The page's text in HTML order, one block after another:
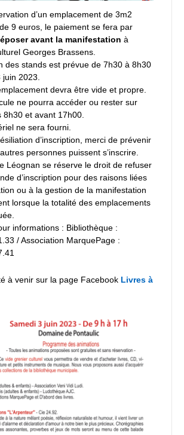
d’un emplacement de 3m2
9 euros, le paiement se fera par
avant la manifestation à
Georges Brassens.
des stands est prévue de 7h30 à 8h30
juin 2023.
devra être vide et propre.
ne pourra accéder ou rester sur
8h30 et avant 17h00.
ne sera fourni.
d’inscription, merci de prévenir
personnes puissent s’inscrire.
Léognan se réserve le droit de refuser
d’inscription pour des raisons liées
ou à la gestion de la manifestation
lorsque la totalité des emplacements
informations : Bibliothèque :
/ Association MarquePage :
à venir sur la page Facebook Livres à